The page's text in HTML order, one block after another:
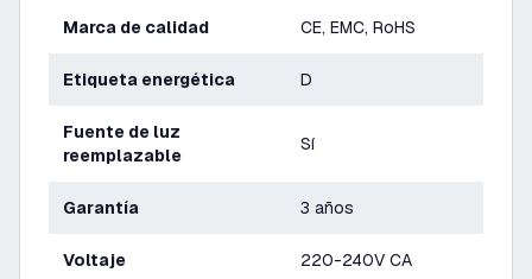
Marca de calidad CE, EMC, RoHS
Etiqueta energética D
Fuente de luz
reemplazable
Sí
Garantía 3 años
Voltaje 220-240V CA